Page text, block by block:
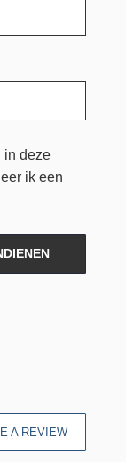
in deze
ik een
A REVIEW